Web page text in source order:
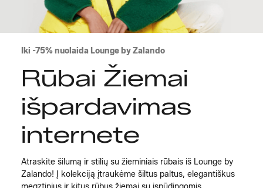
Iki -75% nuolaida Lounge by Zalando
Rūbai Žiemai
išpardavimas
internete
Atraskite šilumą ir stilių su žieminiais rūbais iš Lounge by
Zalando! Į k olekciją įtraukėme šiltus paltus, elegantiškus